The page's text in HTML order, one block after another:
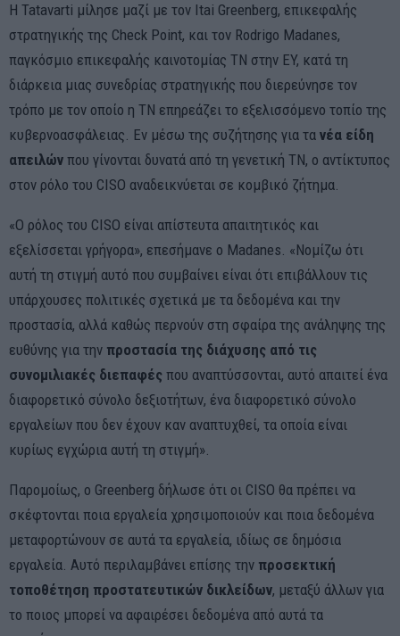
Η Tatavarti μίλησε μαζί με τον Itai Greenberg, επικεφαλής
στρατηγικής της Check Point, και τον Rodrigo Madanes,
παγκόσμιο επικεφαλής καινοτομίας ΤΝ στην EY, κατά τη
διάρκεια μιας συνεδρίας στρατηγικής που διερεύνησε τον
τρόπο με τον οποίο η ΤΝ επηρεάζει το εξελισσόμενο τοπίο της
κυβερνοασφάλειας. Εν μέσω της συζήτησης για τα νέα είδη
απειλών που γίνονται δυνατά από τη γενετική ΤΝ, ο αντίκτυπος
στον ρόλο του CISO αναδεικνύεται σε κομβικό ζήτημα.
«Ο ρόλος του CISO είναι απίστευτα απαιτητικός και
εξελίσσεται γρήγορα», επεσήμανε ο Madanes. «Νομίζω ότι
αυτή τη στιγμή αυτό που συμβαίνει είναι ότι επιβάλλουν τις
υπάρχουσες πολιτικές σχετικά με τα δεδομένα και την
προστασία, αλλά καθώς περνούν στη σφαίρα της ανάληψης της
ευθύνης για την προστασία της διάχυσης από τις
συνομιλιακές διεπαφές που αναπτύσσονται, αυτό απαιτεί ένα
διαφορετικό σύνολο δεξιοτήτων, ένα διαφορετικό σύνολο
εργαλείων που δεν έχουν καν αναπτυχθεί, τα οποία είναι
κυρίως εγχώρια αυτή τη στιγμή».
Παρομοίως, ο Greenberg δήλωσε ότι οι CISO θα πρέπει να
σκέφτονται ποια εργαλεία χρησιμοποιούν και ποια δεδομένα
μεταφορτώνουν σε αυτά τα εργαλεία, ιδίως σε δημόσια
εργαλεία. Αυτό περιλαμβάνει επίσης την προσεκτική
τοποθέτηση προστατευτικών δικλείδων, μεταξύ άλλων για
το ποιος μπορεί να αφαιρέσει δεδομένα από αυτά τα